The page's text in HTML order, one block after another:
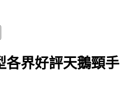
各界好評天鵝頸手